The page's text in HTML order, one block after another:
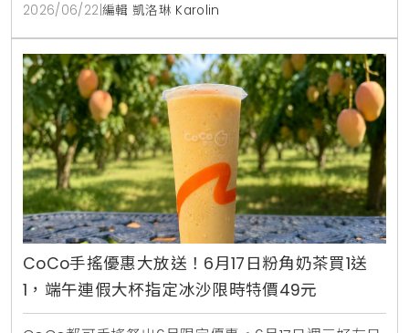
2026/06/22 編輯 凱洛琳 Karolin
CoCo手搖優惠大放送！6月17日粉角奶茶買1送
1，端午連假大杯指定冰沙限時特價49元